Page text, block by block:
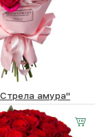
амура"
4100₽